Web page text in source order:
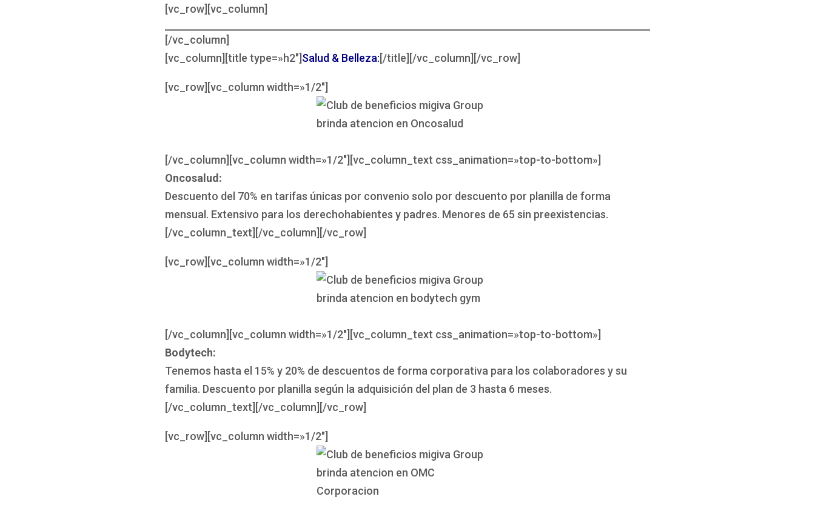
[vc_row][vc_column]
[/vc_column]
[vc_column][title type=»h2″]Salud & Belleza:[/title][/vc_column][/vc_row]
[vc_row][vc_column width=»1/2″]
[/vc_column][vc_column width=»1/2″][vc_column_text css_animation=»top-to-bottom»]
Oncosalud:
Descuento del 70% en tarifas únicas por convenio solo por descuento por planilla de forma
mensual. Extensivo para los derechohabientes y padres. Menores de 65 sin preexistencias.
[/vc_column_text][/vc_column][/vc_row]
[vc_row][vc_column width=»1/2″]
[/vc_column][vc_column width=»1/2″][vc_column_text css_animation=»top-to-bottom»]
Bodytech:
Tenemos hasta el 15% y 20% de descuentos de forma corporativa para los colaboradores y su
familia. Descuento por planilla según la adquisición del plan de 3 hasta 6 meses.
[/vc_column_text][/vc_column][/vc_row]
[vc_row][vc_column width=»1/2″]